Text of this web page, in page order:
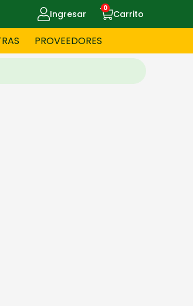
Ingresar Carrito
0
PROVEEDORES